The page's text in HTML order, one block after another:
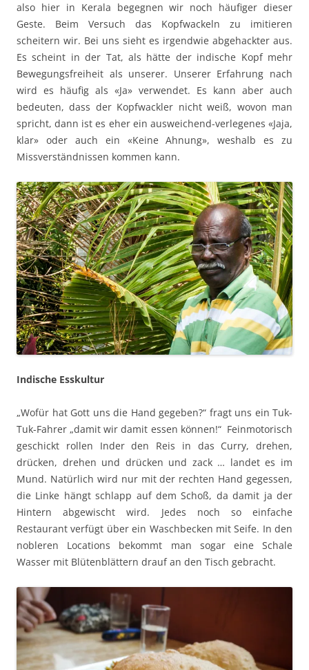
also hier in Kerala begegnen wir noch häufiger dieser
Geste. Beim Versuch das Kopfwackeln zu imitieren
scheitern wir. Bei uns sieht es irgendwie abgehackter aus.
Es scheint in der Tat, als hätte der indische Kopf mehr
Bewegungsfreiheit als unserer. Unserer Erfahrung nach
wird es häufig als «Ja» verwendet. Es kann aber auch
bedeuten, dass der Kopfwackler nicht weiß, wovon man
spricht, dann ist es eher ein ausweichend-verlegenes «Jaja,
klar» oder auch ein «Keine Ahnung», weshalb es zu
Missverständnissen kommen kann.
Indische Esskultur
„Wofür hat Gott uns die Hand gegeben?“ fragt uns ein Tuk-
Tuk-Fahrer „damit wir damit essen können!“ Feinmotorisch
geschickt rollen Inder den Reis in das Curry, drehen,
drücken, drehen und drücken und zack … landet es im
Mund. Natürlich wird nur mit der rechten Hand gegessen,
die Linke hängt schlapp auf dem Schoß, da damit ja der
Hintern abgewischt wird. Jedes noch so einfache
Restaurant verfügt über ein Waschbecken mit Seife. In den
nobleren Locations bekommt man sogar eine Schale
Wasser mit Blütenblättern drauf an den Tisch gebracht.